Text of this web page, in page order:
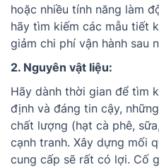
hoặc nhiều tính năng làm
hãy tìm kiếm các mẫu tiết
giảm chi phí vận hành sau
2. Nguyên vật liệu:
Hãy dành thời gian để tìm
định và đáng tin cậy,
chất lượng (hạt cà phê,
cạnh tranh. Xây dựng mối
cung cấp sẽ rất có lợi. Cố